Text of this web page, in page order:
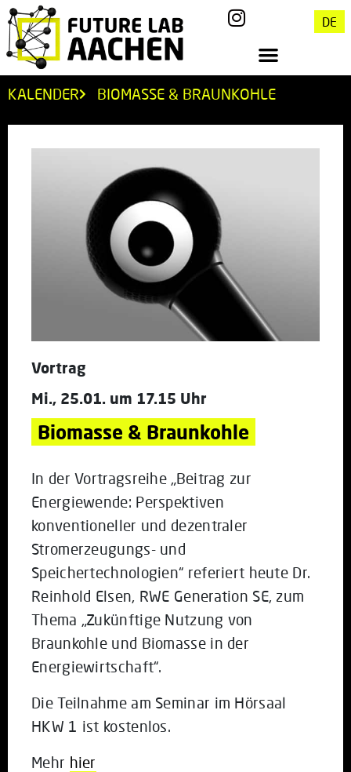
DE
KALENDER BIOMASSE & BRAUNKOHLE
Vortrag
Mi., 25.01. um 17.15 Uhr
Biomasse & Braunkohle
In der Vortragsreihe „Beitrag zur
Energiewende: Perspektiven
konventioneller und dezentraler
Stromerzeugungs- und
Speichertechnologien“ referiert heute Dr.
Reinhold Elsen, RWE Generation SE, zum
Thema „Zukünftige Nutzung von
Braunkohle und Biomasse in der
Energiewirtschaft“.
Die Teilnahme am Seminar im Hörsaal
HKW 1 ist kostenlos.
Mehr hier